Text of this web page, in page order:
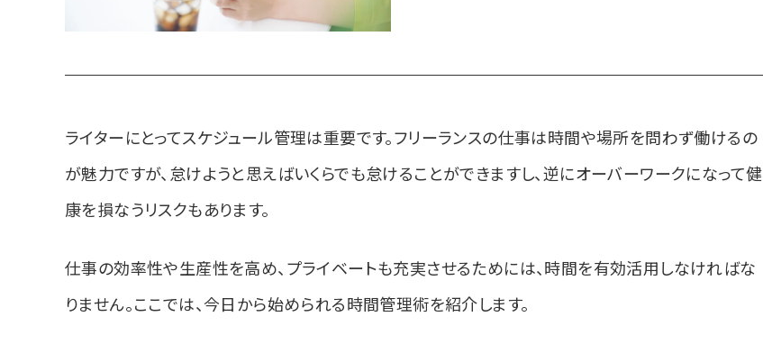
ライターにとってスケジュール管理は重要です。フリーランスの仕事は時間や場所を問わず働けるの
が魅力ですが、怠けようと思えばいくらでも怠けることができますし、逆にオーバーワークになって健
康を損なうリスクもあります。
仕事の効率性や生産性を高め、プライベートも充実させるためには、時間を有効活用しなければな
りません。ここでは、今日から始められる時間管理術を紹介します。